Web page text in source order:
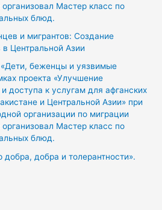
Мастер класс по
блюд.
и мигрантов: Создание
Центральной Азии
беженцы и уязвимые
проекта «Улучшение
доступа к услугам для афганских
и Центральной Азии» при
организации по миграции
Мастер класс по
блюд.
добра и толерантности».